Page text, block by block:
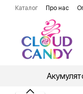
Перейти до
Каталог Про нас